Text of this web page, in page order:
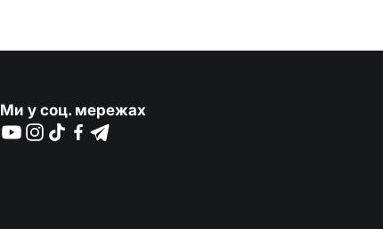
Ми у соц. мережах